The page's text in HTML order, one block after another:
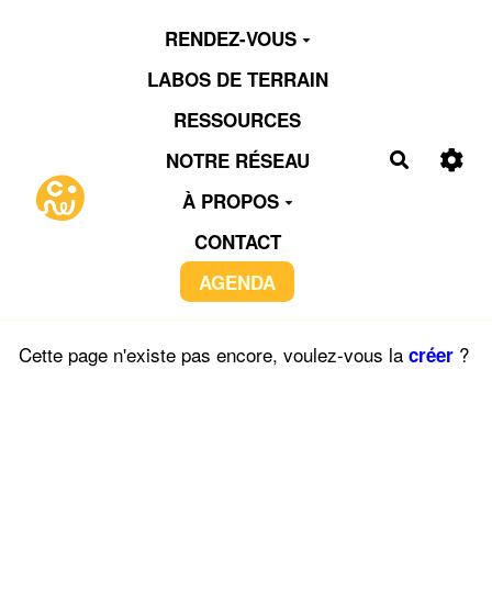
Aller au contenu principal
RENDEZ-VOUS
LABOS DE TERRAIN
RESSOURCES
NOTRE RÉSEAU
À PROPOS
CONTACT
AGENDA
Cette page n'existe pas encore, voulez-vous la créer ?